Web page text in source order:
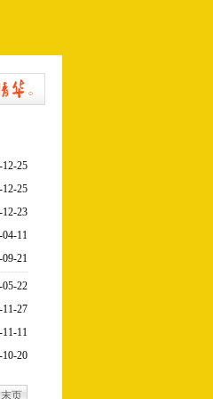
12-25
12-25
12-23
04-11
09-21
05-22
11-27
11-11
10-20
末页